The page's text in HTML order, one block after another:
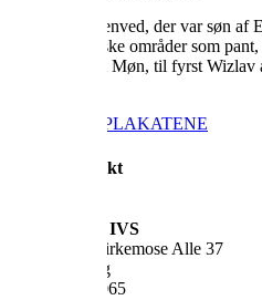
Kong Erik Menved, der var søn
flere sjællandske områder som
Herreder samt Møn, til fyrst
KØB KØGEPLAKATEN
Kontakt
VILAKULA IVS
Pyramiden, Birkemose Alle 37
6000 Kolding
CVR: 39718065